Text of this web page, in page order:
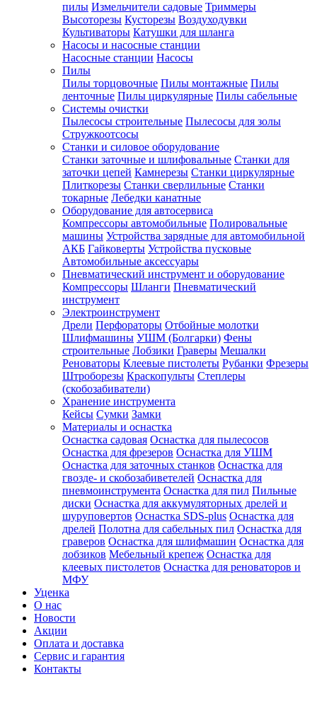
пилы Измельчители садовые Триммеры
Высоторезы Кусторезы Воздуходувки
Культиваторы Катушки для шланга
Насосы и насосные станции
Насосные станции Насосы
Пилы
Пилы торцовочные Пилы монтажные Пилы
ленточные Пилы циркулярные Пилы сабельные
Системы очистки
Пылесосы строительные Пылесосы для золы
Стружкоотсосы
Станки и силовое оборудование
Станки заточные и шлифовальные Станки для
заточки цепей Камнерезы Станки циркулярные
Плиткорезы Станки сверлильные Станки
токарные Лебедки канатные
Оборудование для автосервиса
Компрессоры автомобильные Полировальные
машины Устройства зарядные для автомобильной
АКБ Гайковерты Устройства пусковые
Автомобильные аксессуары
Пневматический инструмент и оборудование
Компрессоры Шланги Пневматический
инструмент
Электроинструмент
Дрели Перфораторы Отбойные молотки
Шлифмашины УШМ (Болгарки) Фены
строительные Лобзики Граверы Мешалки
Реноваторы Клеевые пистолеты Рубанки Фрезеры
Штроборезы Краскопульты Степлеры
(скобозабиватели)
Хранение инструмента
Кейсы Сумки Замки
Материалы и оснастка
Оснастка садовая Оснастка для пылесосов
Оснастка для фрезеров Оснастка для УШМ
Оснастка для заточных станков Оснастка для
гвозде- и скобозабиветелей Оснастка для
пневмоинструмента Оснастка для пил Пильные
диски Оснастка для аккумуляторных дрелей и
шуруповертов Оснастка SDS-plus Оснастка для
дрелей Полотна для сабельных пил Оснастка для
граверов Оснастка для шлифмашин Оснастка для
лобзиков Мебельный крепеж Оснастка для
клеевых пистолетов Оснастка для реноваторов и
МФУ
Уценка
О нас
Новости
Акции
Оплата и доставка
Сервис и гарантия
Контакты